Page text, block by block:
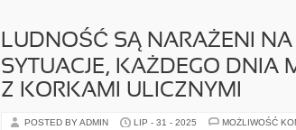
LUDNOŚĆ SĄ NARAŻENI NA
SYTUACJE, KAŻDEGO DNIA
Z KORKAMI ULICZNYMI
POSTED BY ADMIN LIP - 31 - 2025 MOŻLIWOŚĆ